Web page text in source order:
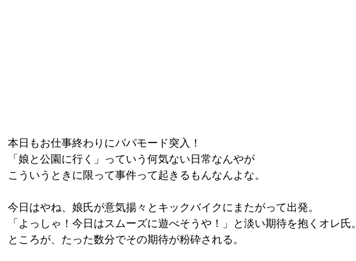
本日もお仕事終わりにパパモード突入！
「娘と公園に行く」っていう何気ない日常なんやが
こういうときに限って事件って起きるもんなんよな。
今日はやね、娘氏が意気揚々とキックバイクにまたがって出発。
「よっしゃ！今日はスムーズに遊べそうや！」と淡い期待を抱くオレ氏。
ところが、たった数分でその期待が粉砕される。